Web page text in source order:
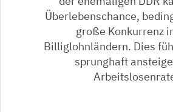
Überlebenschance,
große Konkurrenz
Billiglohnländern. Dies
sprunghaft